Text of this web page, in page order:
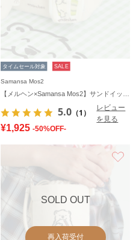
タイムセール対象 SALE
Samansa Mos2
5.0 （1）
レビュー
を見る
¥1,925 -50%OFF-
SOLD OUT
再入荷受付